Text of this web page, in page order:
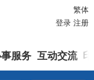
繁体
登录 注册
服务 互动交流